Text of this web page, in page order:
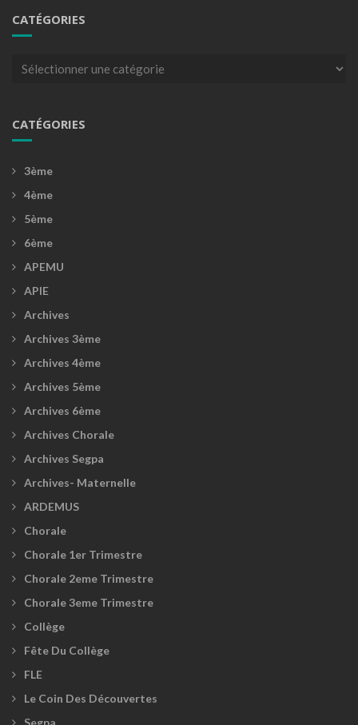
CATÉGORIES
Catégories
CATÉGORIES
3ème
4ème
5ème
6ème
APEMU
APIE
Archives
Archives 3ème
Archives 4ème
Archives 5ème
Archives 6ème
Archives Chorale
Archives Segpa
Archives- Maternelle
ARDEMUS
Chorale
Chorale 1er Trimestre
Chorale 2eme Trimestre
Chorale 3eme Trimestre
Collège
Fête Du Collège
FLE
Le Coin Des Découvertes
Segpa